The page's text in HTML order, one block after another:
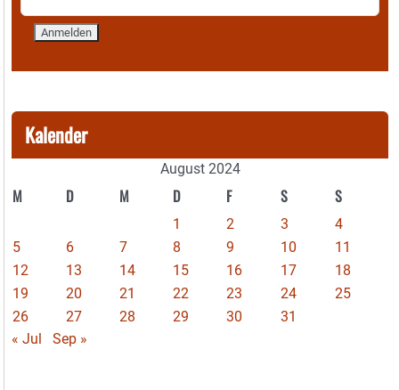
Kalender
August 2024
M D M D F S S
1 2 3
4
5
6 7 8 9 10
11
12
13 14 15 16 17
18
19
20 21 22 23 24
25
26
27 28 29 30
31
« Jul
Sep »